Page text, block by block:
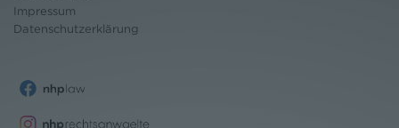
Impressum
Datenschutzerklärung